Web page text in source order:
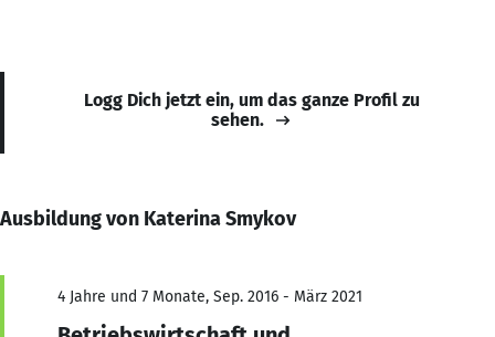
Logg Dich jetzt ein, um das ganze Profil zu
sehen.
Ausbildung von Katerina Smykov
4 Jahre und 7 Monate, Sep. 2016 - März 2021